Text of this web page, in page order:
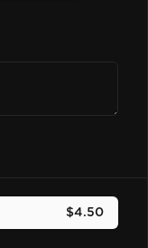
y esencia de vainilla
y esencia de $4.50